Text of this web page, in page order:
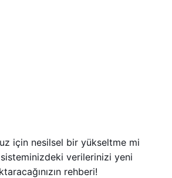
için nesilsel bir yükseltme mi
sisteminizdeki verilerinizi yeni
rehberi!